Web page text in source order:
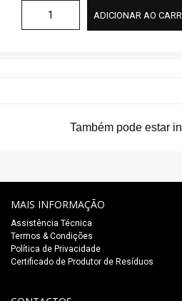
ADICIONAR AO
Também pode estar
MAIS INFORMAÇÃO
Assistência Técnica
Termos & Condições
Política de Privacidade
Certificado de Produtor de Resíduos